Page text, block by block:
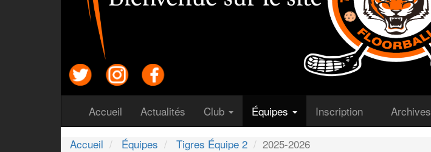
Accueil (courant)
Actualités (courant)
Club Équipes Inscription(courant)Archives
Accueil Équipes Tigres Équipe 2 2025-2026